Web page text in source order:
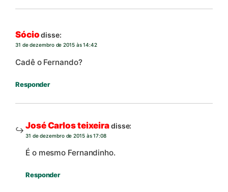
Sócio disse:
31 de dezembro de 2015 às 14:42
Cadê o Fernando?
Responder
José Carlos teixeiradisse:
31 de dezembro de 2015 às 17:08
É o mesmo Fernandinho.
Responder